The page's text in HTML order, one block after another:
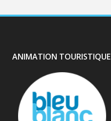
ANIMATION TOURISTIQUE